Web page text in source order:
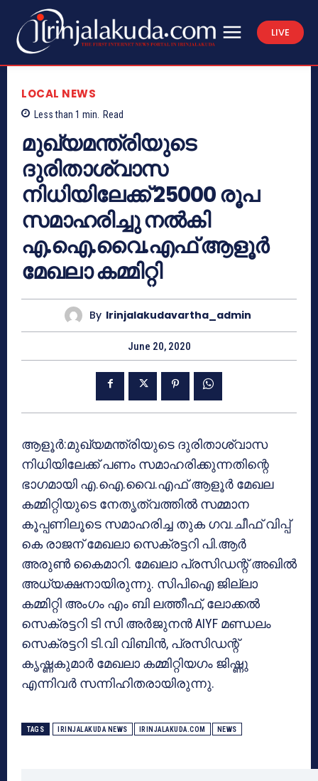
LIVE
LOCAL NEWS
Less than 1 min. Read
മുഖ്യമന്ത്രിയുടെ
ദുരിതാശ്വാസ
നിധിയിലേക്ക് 25000 രൂപ
സമാഹരിച്ചു നൽകി
എ.ഐ.വൈ.എഫ് ആളൂർ
മേഖലാ കമ്മിറ്റി
By Irinjalakudavartha_admin
June 20, 2020
ആളൂർ:മുഖ്യമന്ത്രിയുടെ ദുരിതാശ്വാസ
നിധിയിലേക്ക് പണം സമാഹരിക്കുന്നതിന്റെ
ഭാഗമായി എ.ഐ.വൈ.എഫ്‌ ആളൂർ മേഖല
കമ്മിറ്റിയുടെ നേതൃത്വത്തിൽ സമ്മാന
കൂപ്പണിലൂടെ സമാഹരിച്ച തുക ഗവ.ചീഫ് വിപ്പ്
കെ രാജന് മേഖലാ സെക്രട്ടറി പി.ആർ
അരുൺ കൈമാറി. മേഖലാ പ്രസിഡന്റ് അഖിൽ
അധ്യക്ഷനായിരുന്നു. സിപിഐ ജില്ലാ
കമ്മിറ്റി അംഗം എം ബി ലത്തീഫ്, ലോക്കൽ
സെക്രട്ടറി ടി സി അർജുനൻ AIYF മണ്ഡലം
സെക്രട്ടറി ടി.വി വിബിൻ, പ്രസിഡന്റ്
കൃഷ്ണകുമാർ മേഖലാ കമ്മിറ്റിയഗം ജിഷ്ണു
എന്നിവർ സന്നിഹിതരായിരുന്നു.
TAGS IRINJALAKUDA NEWS IRINJALAKUDA.COM NEWS